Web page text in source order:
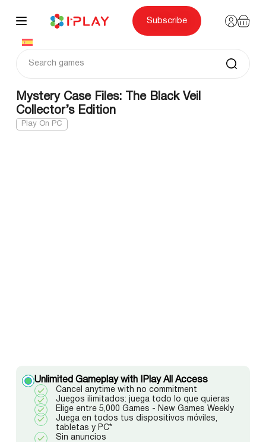
content
Subscribe
Mystery Case Files: The Black Veil
Collector’s Edition
Play On PC
Unlimited Gameplay with IPlay All Access
Cancel anytime with no commitment
Juegos ilimitados: juega todo lo que quieras
Elige entre 5,000 Games - New Games Weekly
Juega en todos tus dispositivos móviles,
tabletas y PC*
Sin anuncios